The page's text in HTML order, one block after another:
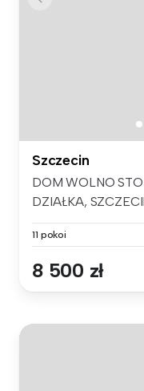
Szczecin
DOM WOLNO
DZIAŁKA,
11 pokoi
8 500 zł